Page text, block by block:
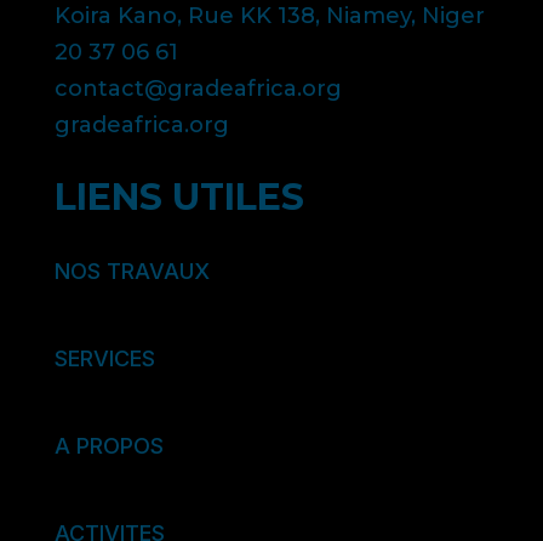
Koira Kano, Rue KK 138, Niamey, Niger
20 37 06 61
contact@gradeafrica.org
gradeafrica.org
LIENS UTILES
NOS TRAVAUX
SERVICES
A PROPOS
ACTIVITES